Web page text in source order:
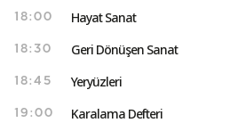
18:00 Hayat Sanat
18:30 Geri Dönüşen Sanat
18:45 Yeryüzleri
19:00 Karalama Defteri